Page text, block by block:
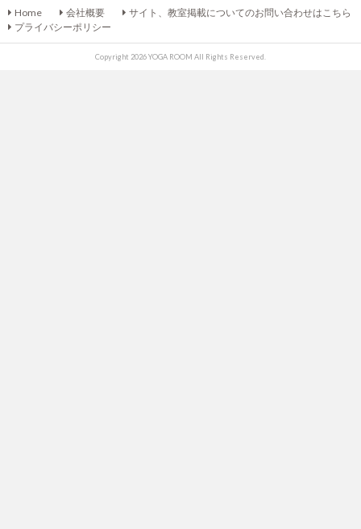
Home 会社概要
サイト、教室掲載についてのお問い合わせはこちら
プライバシーポリシー
Copyright 2026 YOGA ROOM All Rights Reserved.